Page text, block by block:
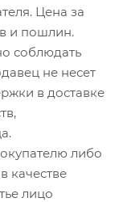
Цена за
и пошлин.
соблюдать
не несет
в доставке
либо
качестве
лицо